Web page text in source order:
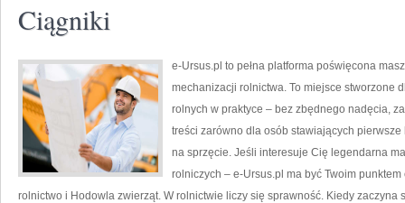
Ciągniki
e-Ursus.pl to pełna platforma poświęcona
mechanizacji rolnictwa. To miejsce stworzone
rolnych w praktyce – bez zbędnego nadęcia,
treści zarówno dla osób stawiających pierwsze
na sprzęcie. Jeśli interesuje Cię legendarna
rolniczych – e-Ursus.pl ma być Twoim
rolnictwo i Hodowla zwierząt. W rolnictwie liczy się sprawność. Kiedy zaczyna